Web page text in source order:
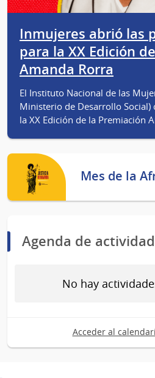
Inmujeres abrió las
para la XX Edición
Amanda Rorra
El Instituto Nacional de las
Ministerio de Desarrollo Social)
la XX Edición de la Premiación
Mes de la
Agenda de
No hay
Acceder al